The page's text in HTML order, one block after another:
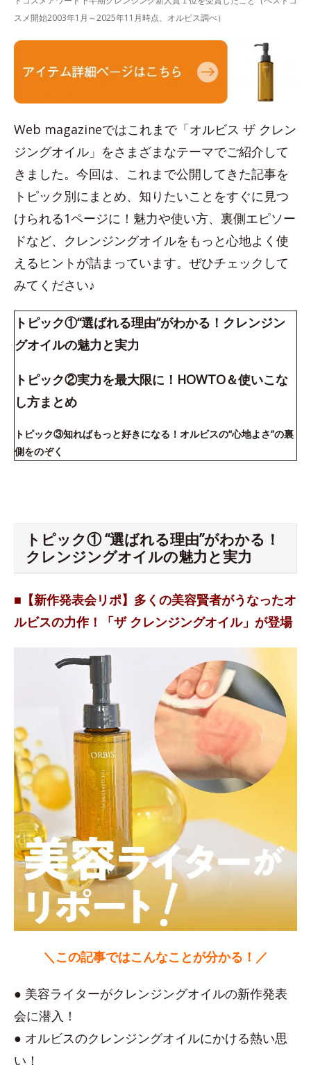
スメ開始2003年1月～2025年11月時点、オルビス調べ）
Web magazineではこれまで「オルビス ザ クレン
ジングオイル」をさまざまなテーマでご紹介して
きました。今回は、これまで公開してきた記事を
トピック別にまとめ、知りたいことをすぐに見つ
けられる1ページに！魅力や使い方、裏側エピソー
ドなど、クレンジングオイルをもっと心地よく使
えるヒントが詰まっています。ぜひチェックして
みてください♪
トピック①“選ばれる理由”がわかる！クレンジン
グオイルの魅力と実力
トピック②実力を最大限に！HOWTO＆使いこな
し方まとめ
トピック③知ればもっと好きになる！オルビスの“心地よさ”の裏
側をのぞく
トピック① “選ばれる理由”がわかる！
クレンジングオイルの魅力と実力
■【新作発表会リポ】多くの美容賢者がうなったオ
ルビスの力作！「ザ クレンジングオイル」が登場
＼この記事ではこんなことが分かる！／
● 美容ライターがクレンジングオイルの新作発表
会に潜入！
● オルビスのクレンジングオイルにかける熱い思
い！